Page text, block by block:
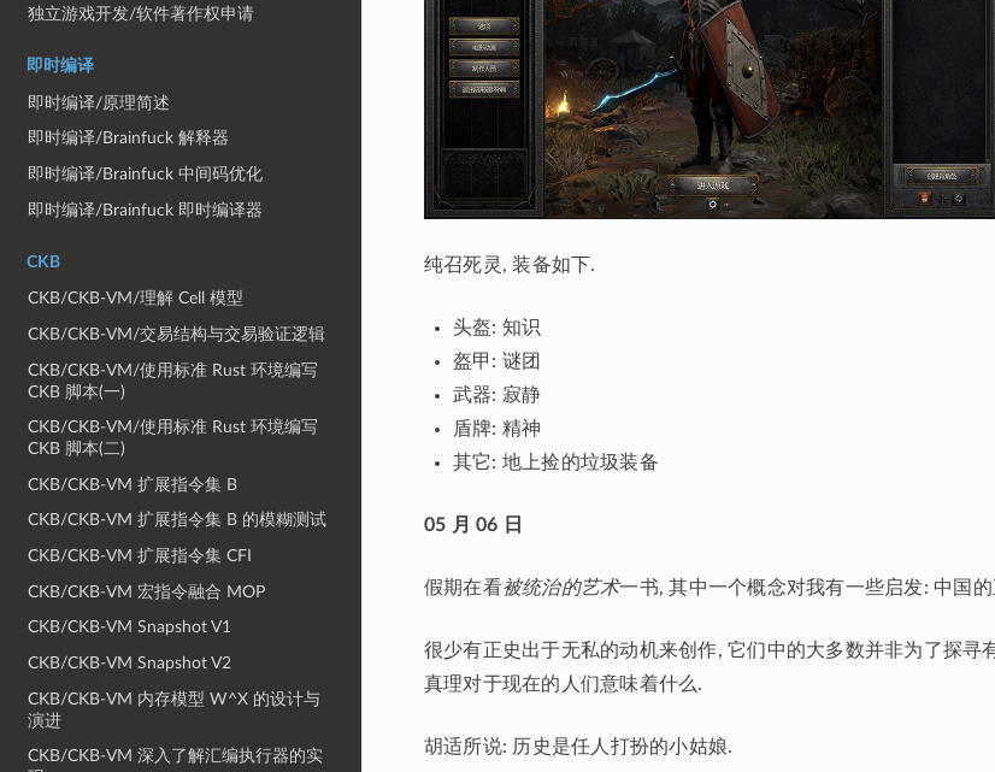
独立游戏开发/软件著作权申请
即时编译
即时编译/原理简述
即时编译/Brainfuck 解释器
即时编译/Brainfuck 中间码优化
即时编译/Brainfuck 即时编译器
CKB
CKB/CKB-VM/理解 Cell 模型
CKB/CKB-VM/交易结构与交易验证逻辑
CKB/CKB-VM/使用标准 Rust 环境编写
CKB 脚本(一)
CKB/CKB-VM/使用标准 Rust 环境编写
CKB 脚本(二)
CKB/CKB-VM 扩展指令集 B
CKB/CKB-VM 扩展指令集 B 的模糊测试
CKB/CKB-VM 扩展指令集 CFI
CKB/CKB-VM 宏指令融合 MOP
CKB/CKB-VM Snapshot V1
CKB/CKB-VM Snapshot V2
CKB/CKB-VM 内存模型 W^X 的设计与
演进
CKB/CKB-VM 深入了解汇编执行器的实
纯召死灵, 装备如下.
头盔: 知识
盔甲: 谜团
武器: 寂静
盾牌: 精神
其它: 地上捡的垃圾装备
05 月 06 日
假期在看被统治的艺术一书, 其中一个概念对我有一些启发: 中国
很少有正史出于无私的动机来创作, 它们中的大多数并非为了探寻
真理对于现在的人们意味着什么.
胡适所说: 历史是任人打扮的小姑娘.